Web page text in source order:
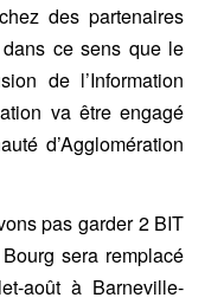
des partenaires
ce sens que le
de l’Information
va être engagé
d’Agglomération
pas garder 2 BIT
sera remplacé
août à Barneville-